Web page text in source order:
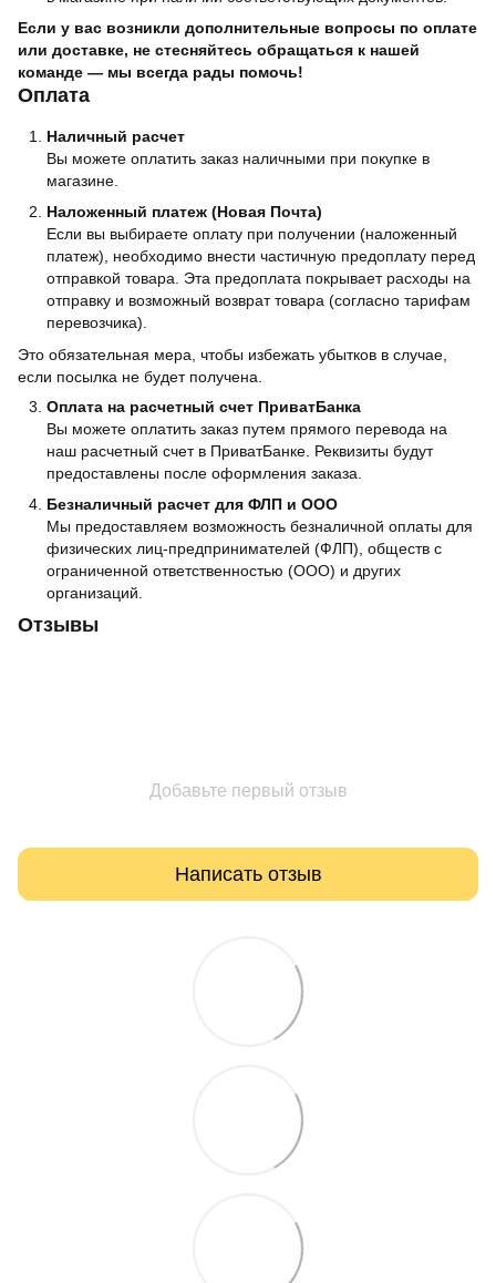
Если у вас возникли дополнительные вопросы по оплате
или доставке, не стесняйтесь обращаться к нашей
команде — мы всегда рады помочь!
Оплата
Наличный расчет
Вы можете оплатить заказ наличными при покупке в
магазине.
Наложенный платеж (Новая Почта)
Если вы выбираете оплату при получении (наложенный
платеж), необходимо внести частичную предоплату перед
отправкой товара. Эта предоплата покрывает расходы на
отправку и возможный возврат товара (согласно тарифам
перевозчика).
Это обязательная мера, чтобы избежать убытков в случае,
если посылка не будет получена.
Оплата на расчетный счет ПриватБанка
Вы можете оплатить заказ путем прямого перевода на
наш расчетный счет в ПриватБанке. Реквизиты будут
предоставлены после оформления заказа.
Безналичный расчет для ФЛП и ООО
Мы предоставляем возможность безналичной оплаты для
физических лиц-предпринимателей (ФЛП), обществ с
ограниченной ответственностью (ООО) и других
организаций.
Отзывы
Добавьте первый отзыв
Написать отзыв